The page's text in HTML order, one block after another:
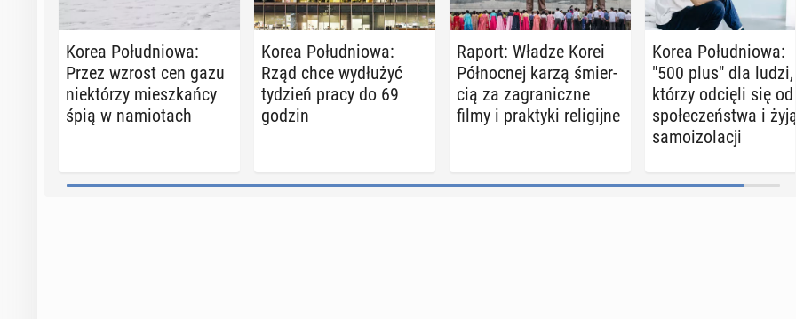
Korea Po­łu­dnio­wa:
Przez wzrost cen gazu
nie­któ­rzy miesz­kań­cy
śpią w na­mio­tach
Korea Po­łu­dnio­wa:
Rząd chce wy­dłu­żyć
tydzień pracy do 69
godzin
Raport: Władze Korei
Pół­noc­nej karzą śmier­
cią za za­gra­nicz­ne
filmy i prak­ty­ki re­li­gij­ne
Korea Po­łu­dnio­wa:
"500 plus" dla ludzi,
którzy odcięli się od
spo­łe­czeń­stwa i
sa­mo­izo­la­cji